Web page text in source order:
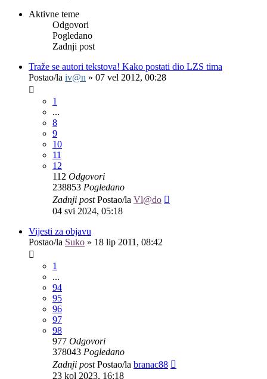
Aktivne teme
Odgovori
Pogledano
Zadnji post
Traže se autori tekstova! Kako postati dio LZS tima
Postao/la iv@n » 07 vel 2012, 00:28
1
...
8
9
10
11
12
112 Odgovori
238853 Pogledano
Zadnji postPostao/la Vl@do
04 svi 2024, 05:18
Vijesti za objavu
Postao/la Suko » 18 lip 2011, 08:42
1
...
94
95
96
97
98
977 Odgovori
378043 Pogledano
Zadnji postPostao/la branac88
23 kol 2023, 16:18